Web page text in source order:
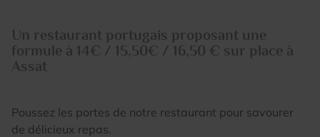
Un restaurant portugais proposant une
formule à 14€ / 15,50€ / 16,50 € sur place à
Assat
Poussez les portes de notre restaurant pour savourer
de délicieux repas.